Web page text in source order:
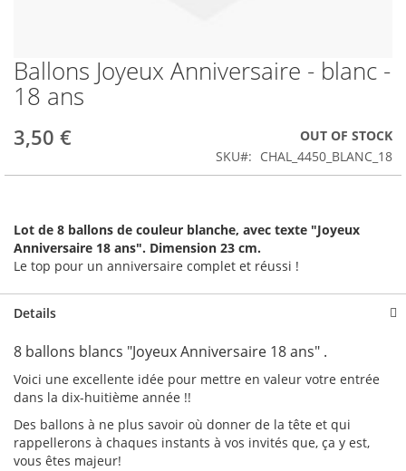
Skip
to
the
of
images
Ballons Joyeux Anniversaire - blanc -
18 ans
3,50 €
OUT OF STOCK
SKU
CHAL_4450_BLANC_18
Lot de 8 ballons de couleur blanche, avec texte "Joyeux
Anniversaire 18 ans". Dimension 23 cm.
Le top pour un anniversaire complet et réussi !
Details
8 ballons blancs "Joyeux Anniversaire 18 ans" .
Voici une excellente idée pour mettre en valeur votre entrée
dans la dix-huitième année !!
Des ballons à ne plus savoir où donner de la tête et qui
rappellerons à chaques instants à vos invités que, ça y est,
vous êtes majeur!